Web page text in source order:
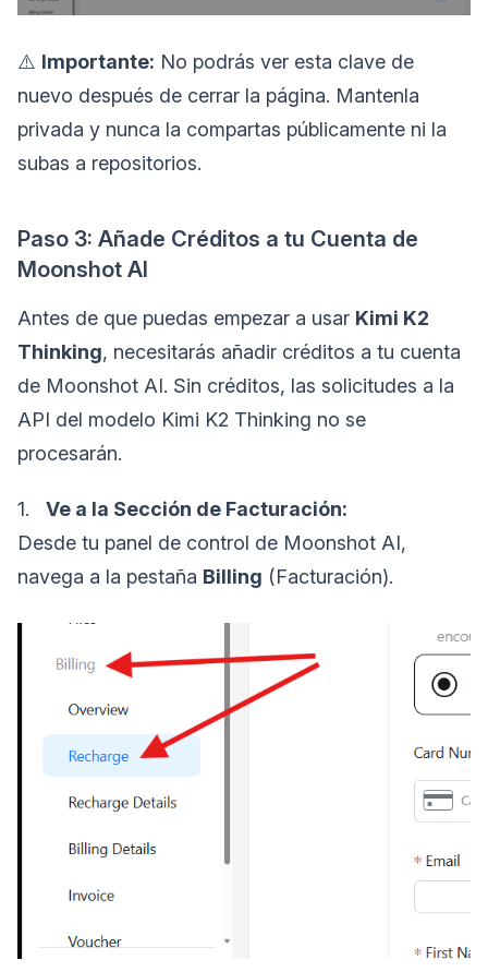
⚠️ Importante: No podrás ver esta clave de
nuevo después de cerrar la página. Mantenla
privada y nunca la compartas públicamente ni la
subas a repositorios.
Paso 3: Añade Créditos a tu Cuenta de
Moonshot AI
Antes de que puedas empezar a usar Kimi K2
Thinking, necesitarás añadir créditos a tu cuenta
de Moonshot AI. Sin créditos, las solicitudes a la
API del modelo Kimi K2 Thinking no se
procesarán.
1. Ve a la Sección de Facturación:
Desde tu panel de control de Moonshot AI,
navega a la pestaña Billing (Facturación).